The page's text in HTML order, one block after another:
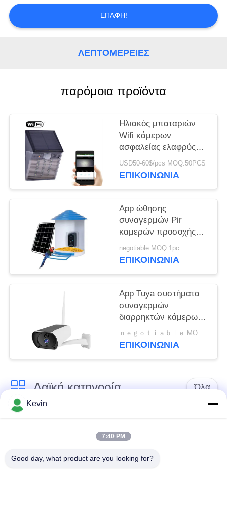
ΜΑΖΊ
ΜΑΣ
ΥΠΟΘΈΣΕΙΣ
ΖΗΤΉΣΤΕ
ΜΙΑ
ΠΡΟΣΦΟΡΆ
SITEMAP
ΠΟΛΙΤΙΚΉ
ΑΠΟΡΡΉΤΟΥ
ΕΠΑΦΉ!
ΛΕΠΤΟΜΈΡΕΙΕΣ
παρόμοια προϊόντα
Ηλιακός μπαταριών
Wifi κάμερων
ασφαλείας ελαφρύς
τύπος CCTV IP
Ourdoor αδιάβροχος
USD50-60$/pcs MOQ:50PCS
ΕΠΙΚΟΙΝΩΝΊΑ
App ώθησης
συναγερμών Pir
καμερών προσοχής
πουλιών Wifi H.264
κινητή τηλεφωνικό
negotiable MOQ:1pc
ΕΠΙΚΟΙΝΩΝΊΑ
App Tuya συστήματα
συναγερμών
διαρρηκτών κάμερων
ασφαλείας 850nm TCP
CMOS 4G Wifi
ｎｅｇｏｔｉａｂｌｅ MOQ:διαπραγματεύσιμος
ΕΠΙΚΟΙΝΩΝΊΑ
Λαϊκή κατηγορία Όλα
Φορεμένες
Κάμερες σώματος
αστυνομίας
4G φορεμένη σώμα
Κάμερα κρανών
Kevin
7:40 PM
Good day, what product are you looking for?